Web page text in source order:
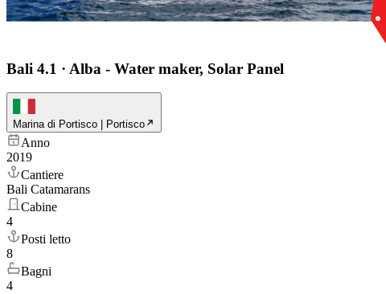
Bali 4.1 · Alba - Water maker, Solar Panel
Marina di Portisco | Portisco
Anno
2019
Cantiere
Bali Catamarans
Cabine
4
Posti letto
8
Bagni
4